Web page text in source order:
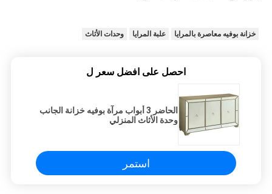
خزانة بوفيه معاصرة بالمرايا علبة المرايا وحدات الأثاث
احصل على افضل سعر ل
الحاضر 3 أبواب مرآة بوفيه خزانة الجانب
وحدة الأثاث المنزلي
استمر